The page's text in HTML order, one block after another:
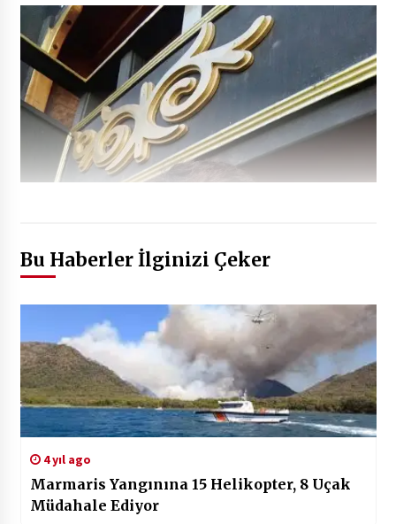
Bu Haberler İlginizi Çeker
4 yıl ago
Marmaris Yangınına 15 Helikopter, 8 Uçak
Müdahale Ediyor